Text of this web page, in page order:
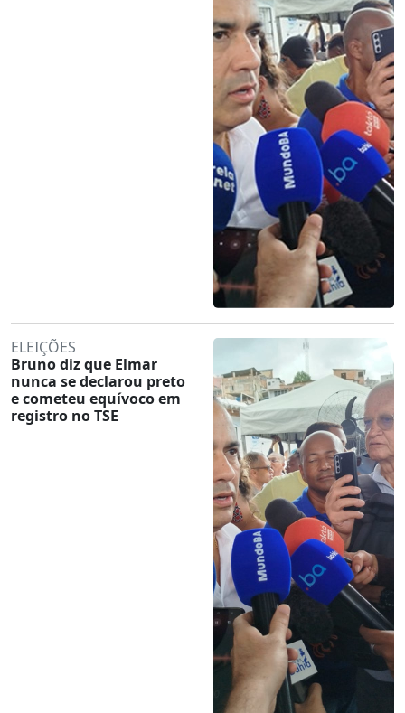
ELEIÇÕES
Bruno diz que Elmar
nunca se declarou preto
e cometeu equívoco em
registro no TSE